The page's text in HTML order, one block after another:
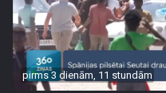
pirms 3 dienām, 11 stundām